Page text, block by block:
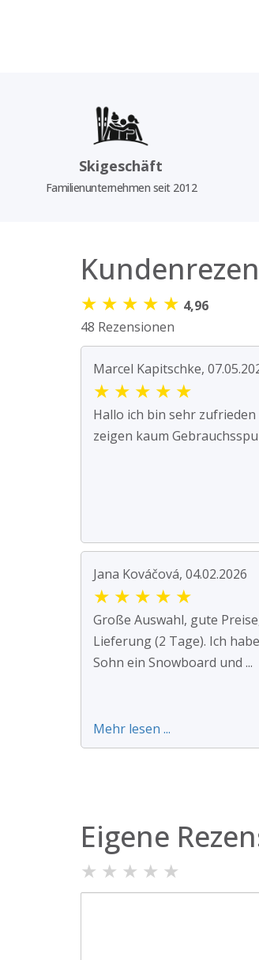
Skigeschäft
Familienunternehmen seit 2012
★ ★ ★ ★ ★ 4,96
48 Rezensionen
Marcel Kapitschke,
★ ★ ★ ★ ★
Hallo ich bin sehr zufrieden
zeigen kaum
Jana Kováčová, 04.02.2026
★ ★ ★ ★ ★
Große Auswahl, gute
Lieferung (2 Tage). Ich
Sohn ein Snowboard und ...
Mehr lesen ...
Eigene
★ ★ ★ ★ ★